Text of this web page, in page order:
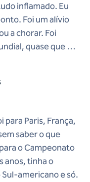
inflamado. Eu
Foi um alívio
a chorar. Foi
quase que eu
para Paris, França,
saber o que
o Campeonato
anos, tinha o
americano e só.